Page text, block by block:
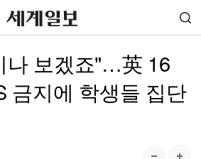
나 보겠죠"…英 16
금지에 학생들 집단